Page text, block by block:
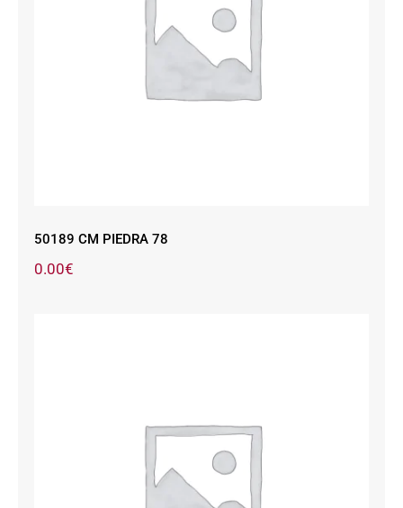
50189 CM PIEDRA 78
50189 CM PIEDRA 78
0.00€
50146 CM WHISKY 1877